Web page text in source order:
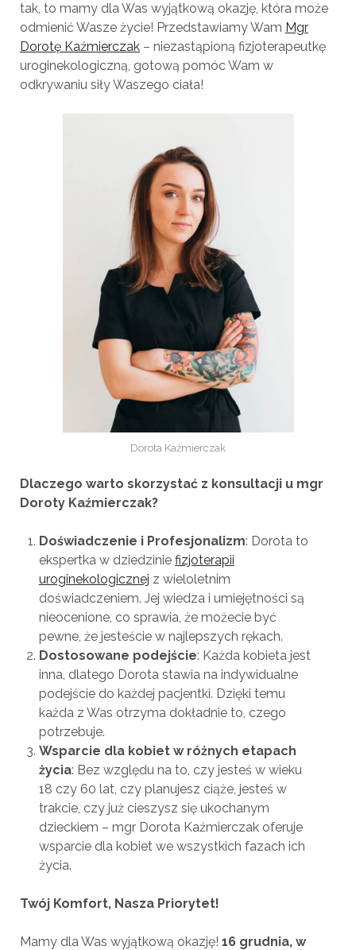
tak, to mamy dla Was wyjątkową okazję, która może
odmienić Wasze życie! Przedstawiamy Wam Mgr
Dorotę Kaźmierczak– niezastąpioną fizjoterapeutkę
uroginekologiczną, gotową pomóc Wam w
odkrywaniu siły Waszego ciała!
Dorota Kaźmierczak
Dlaczego warto skorzystać z konsultacji u mgr
Doroty Kaźmierczak?
Doświadczenie i Profesjonalizm: Dorota to
ekspertka w dziedzinie fizjoterapii
uroginekologicznej z wieloletnim
doświadczeniem. Jej wiedza i umiejętności są
nieocenione, co sprawia, że możecie być
pewne, że jesteście w najlepszych rękach.
Dostosowane podejście: Każda kobieta jest
inna, dlatego Dorota stawia na indywidualne
podejście do każdej pacjentki. Dzięki temu
każda z Was otrzyma dokładnie to, czego
potrzebuje.
Wsparcie dla kobiet w różnych etapach
życia: Bez względu na to, czy jesteś w wieku
18 czy 60 lat, czy planujesz ciąże, jesteś w
trakcie, czy już cieszysz się ukochanym
dzieckiem – mgr Dorota Kaźmierczak oferuje
wsparcie dla kobiet we wszystkich fazach ich
życia.
Twój Komfort, Nasza Priorytet!
Mamy dla Was wyjątkową okazję! 16 grudnia, w